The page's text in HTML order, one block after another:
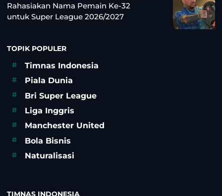
Rahasiakan Nama Pemain Ke-32
untuk Super League 2026/2027
TOPIK POPULER
#
Timnas Indonesia
# Piala Dunia
# Bri Super League
# Liga Inggris
# Manchester United
# Bola Bisnis
# Naturalisasi
TIMNAS INDONESIA